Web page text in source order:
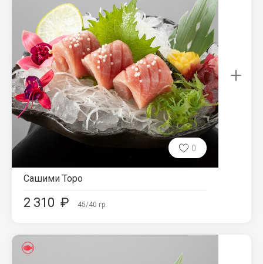
0
Сашими Торо
2 310 ₽ 45/40 гр.
+